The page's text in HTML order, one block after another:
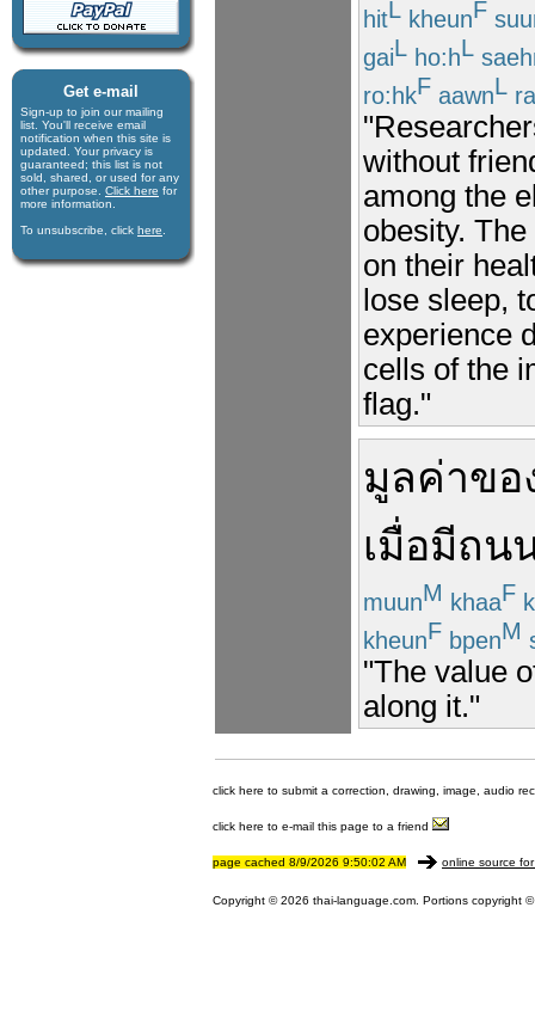
Get e-mail
Sign-up to join our mail­ing
list. You'll receive e­mail
notification when this site is
updated. Your privacy is
guaran­teed; this list is not
sold, shared, or used for any
other purpose. Click here for
more infor­mation.
To unsubscribe, click here
hitL kheunF
gaiL ho:hL
ro:hkF aawnL
without
among the
obesity.
on their
lose sleep,
experience
cells of the
flag."
มูลค่าขอ
เมื่อมีถน
muunM khaaF
kheunF bpenM
"The value
along it."
click here to submit a correction, drawing, image, audio
click here to e-mail this page to a friend
page cached 8/9/2026 9:50:02 AM online source
Copyright © 2026 thai-language.com. Portions copyright